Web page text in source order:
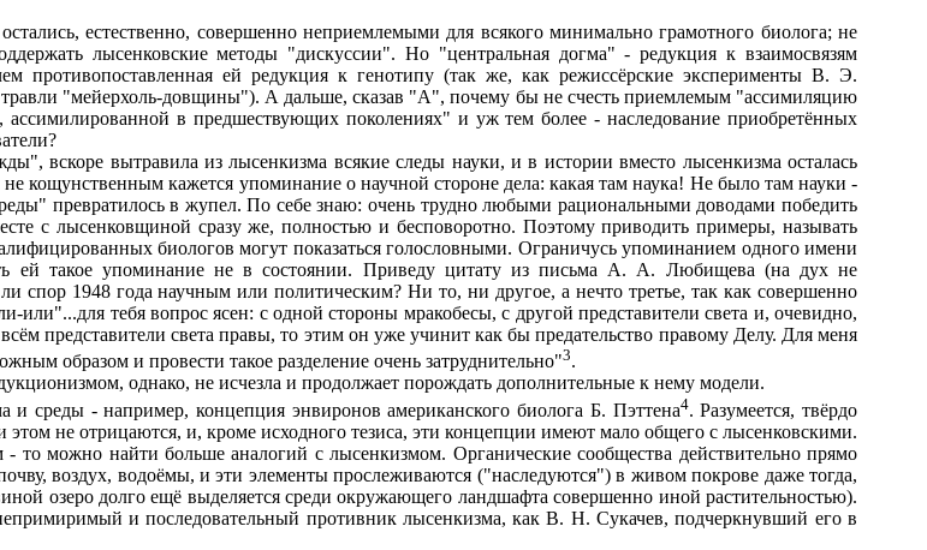
естественно, совершенно неприемлемыми для всякого минимально грамотного биолога; не
лысенковские методы "дискуссии". Но "центральная догма" - редукция к взаимосвязям
противопоставленная ей редукция к генотипу (так же, как режиссёрские эксперименты В. Э.
"мейерхоль-довщины"). А дальше, сказав "А", почему бы не счесть приемлемым "ассимиляцию
в предшествующих поколениях" и уж тем более - наследование приобретённых
вскоре вытравила из лысенкизма всякие следы науки, и в истории вместо лысенкизма осталась
кощунственным кажется упоминание о научной стороне дела: какая там наука! Не было там науки -
превратилось в жупел. По себе знаю: очень трудно любыми рациональными доводами победить
с лысенковщиной сразу же, полностью и бесповоротно. Поэтому приводить примеры, называть
биологов могут показаться голословными. Ограничусь упоминанием одного имени
ей такое упоминание не в состоянии. Приведу цитату из письма А. А. Любищева (на дух не
1948 года научным или политическим? Ни то, ни другое, а нечто третье, так как совершенно
или"...для тебя вопрос ясен: с одной стороны мракобесы, с другой представители света и, очевидно,
представители света правы, то этим он уже учинит как бы предательство правому Делу. Для меня
образом и провести такое разделение очень затруднительно"3.
однако, не исчезла и продолжает порождать дополнительные к нему модели.
- например, концепция энвиронов американского биолога Б. Пэттена4. Разумеется, твёрдо
не отрицаются, и, кроме исходного тезиса, эти концепции имеют мало общего с лысенковскими.
можно найти больше аналогий с лысенкизмом. Органические сообщества действительно прямо
воздух, водоёмы, и эти элементы прослеживаются ("наследуются") в живом покрове даже тогда,
озеро долго ещё выделяется среди окружающего ландшафта совершенно иной растительностью).
и последовательный противник лысенкизма, как В. Н. Сукачев, подчеркнувший его в